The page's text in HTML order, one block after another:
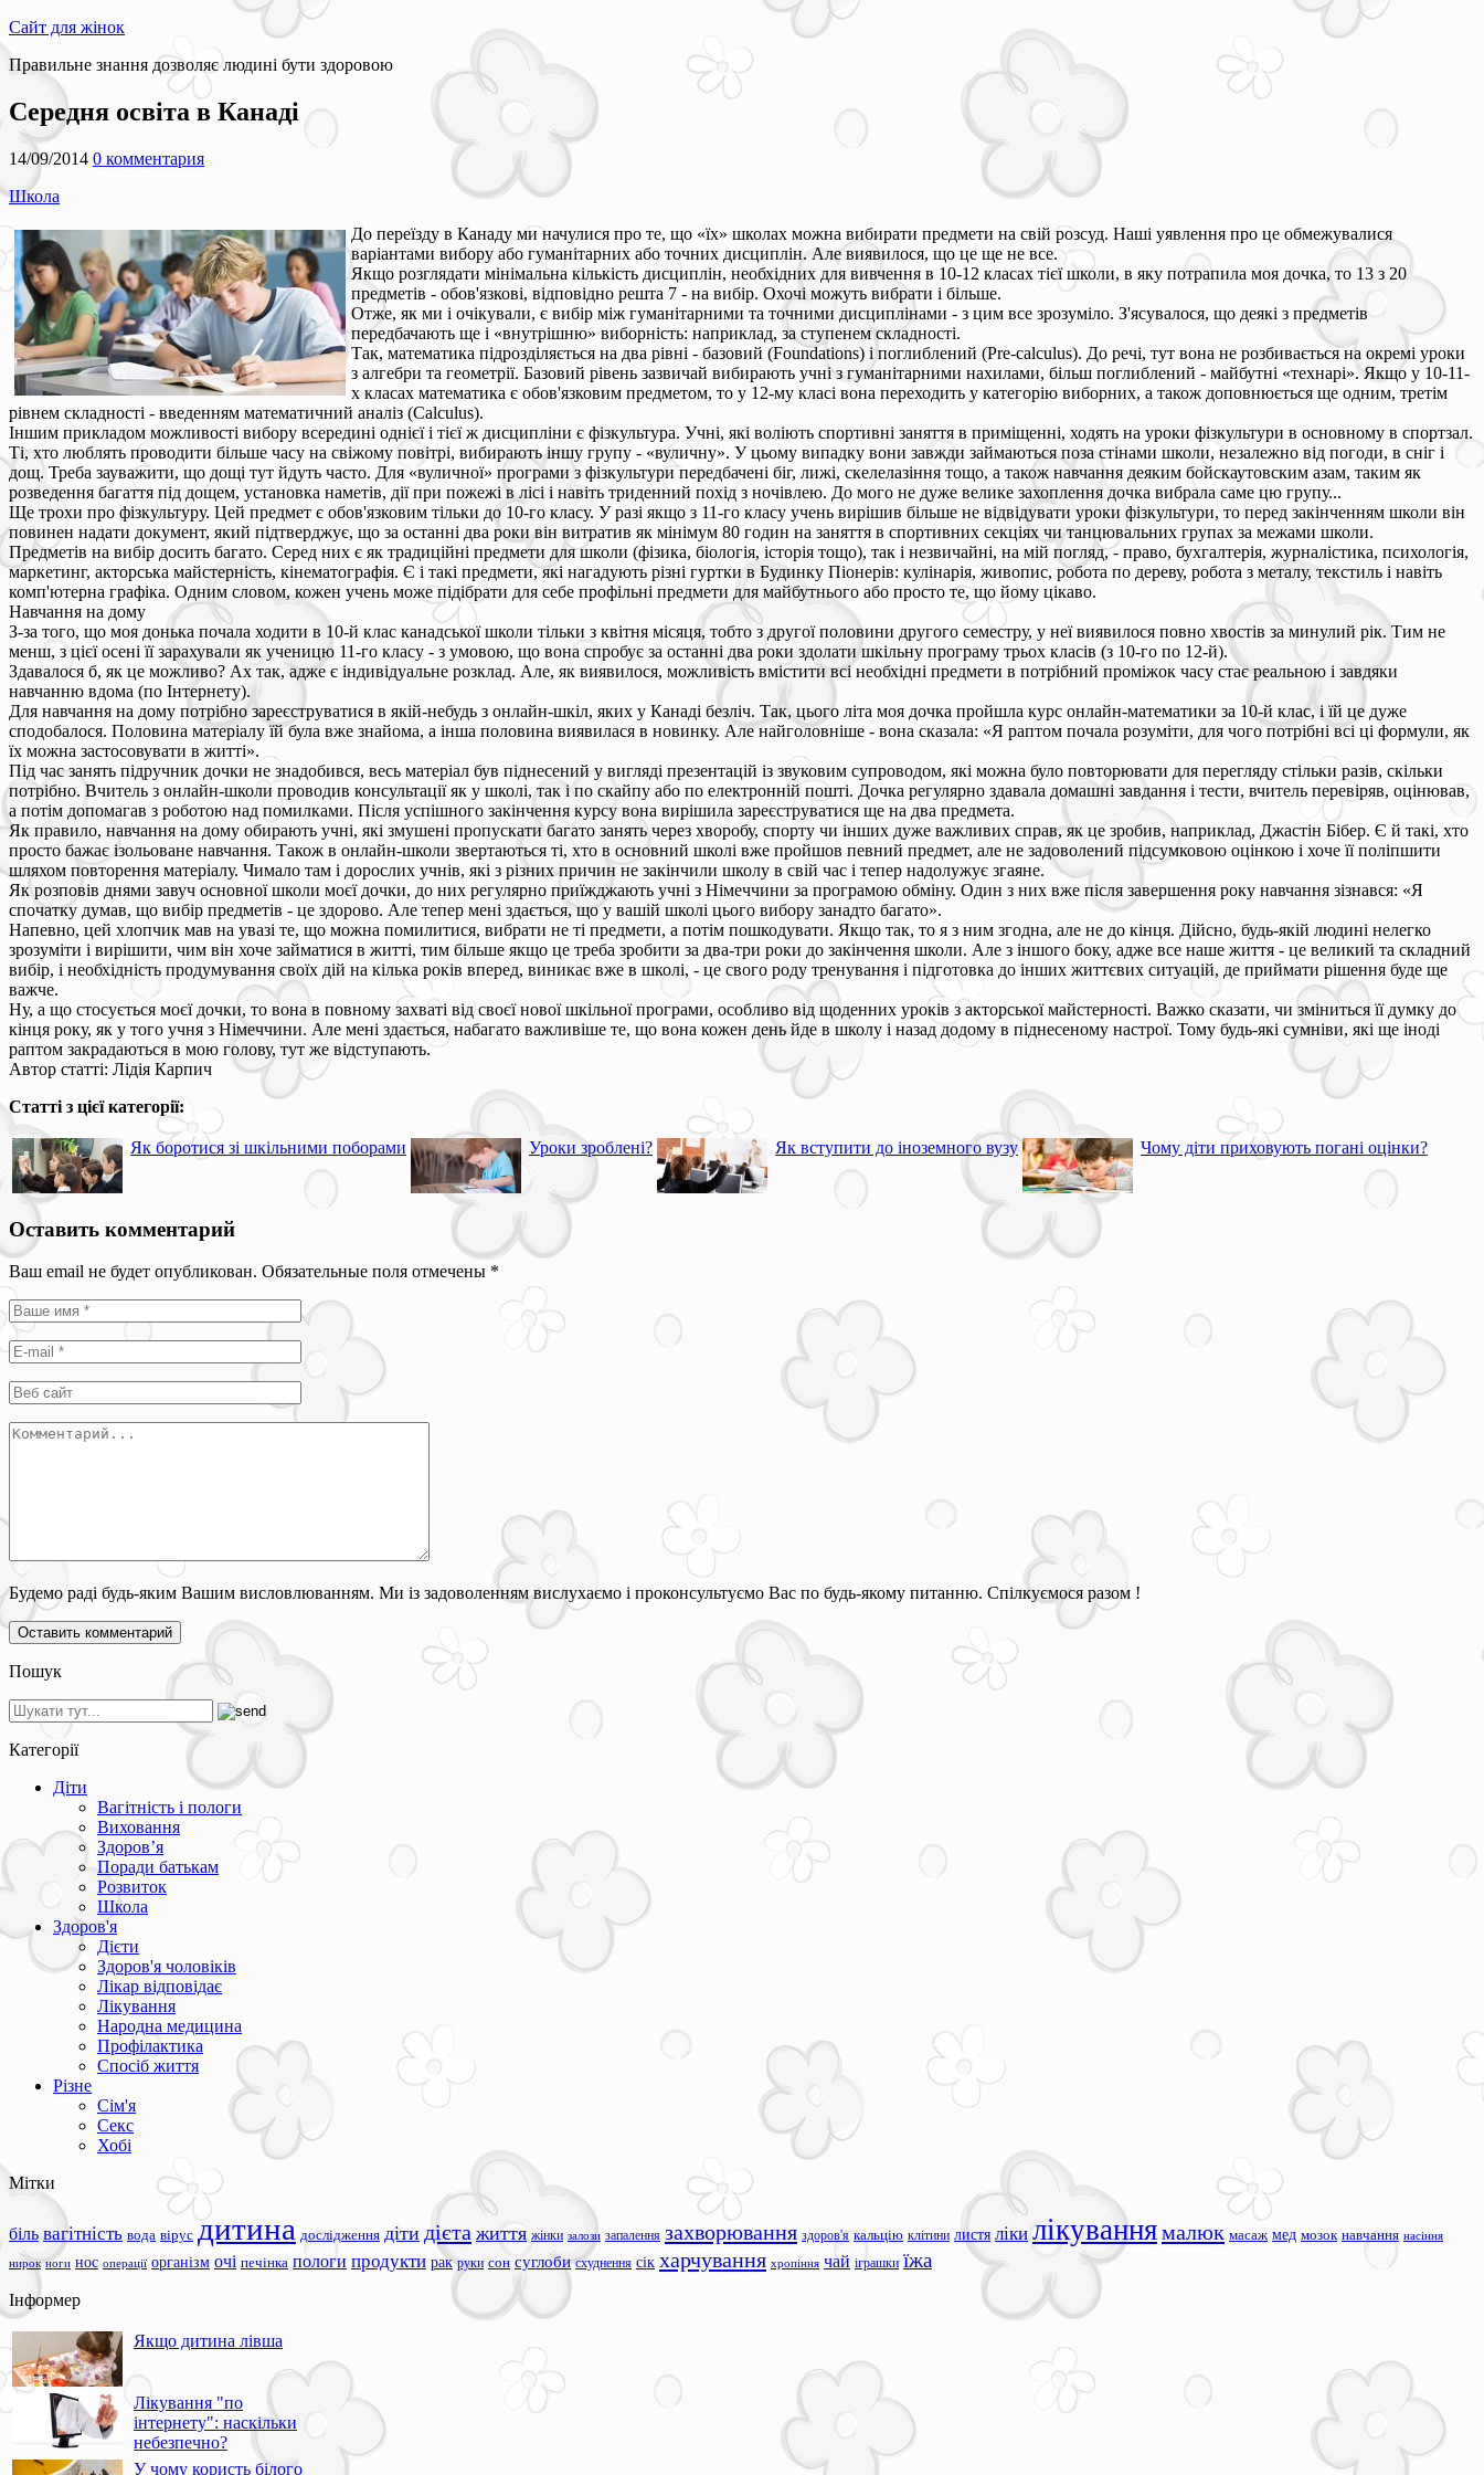
Сайт для жінок
Правильне знання дозволяє людині бути здоровою
Середня освіта в Канаді
14/09/2014 0 комментария
Школа
До переїзду в Канаду ми начулися про те, що «їх» школах можна вибирати предмети на свій розсуд. Наші уявлення про це обмежувалися
варіантами вибору або гуманітарних або точних дисциплін. Але виявилося, що це ще не все.
Якщо розглядати мінімальна кількість дисциплін, необхідних для вивчення в 10-12 класах тієї школи, в яку потрапила моя дочка, то 13 з 20
предметів - обов'язкові, відповідно решта 7 - на вибір. Охочі можуть вибрати і більше.
Отже, як ми і очікували, є вибір між гуманітарними та точними дисциплінами - з цим все зрозуміло. З'ясувалося, що деякі з предметів
передбачають ще і «внутрішню» виборність: наприклад, за ступенем складності.
Так, математика підрозділяється на два рівні - базовий (Foundations) і поглиблений (Pre-calculus). До речі, тут вона не розбивається на окремі уроки
з алгебри та геометрії. Базовий рівень зазвичай вибирають учні з гуманітарними нахилами, більш поглиблений - майбутні «технарі». Якщо у 10-11-
х класах математика є обов'язковим предметом, то у 12-му класі вона переходить у категорію виборних, а також доповнюється ще одним, третім
рівнем складності - введенням математичний аналіз (Сalculus).
Іншим прикладом можливості вибору всередині однієї і тієї ж дисципліни є фізкультура. Учні, які воліють спортивні заняття в приміщенні, ходять на уроки фізкультури в основному в спортзал.
Ті, хто люблять проводити більше часу на свіжому повітрі, вибирають іншу групу - «вуличну». У цьому випадку вони завжди займаються поза стінами школи, незалежно від погоди, в сніг і
дощ. Треба зауважити, що дощі тут йдуть часто. Для «вуличної» програми з фізкультури передбачені біг, лижі, скелелазіння тощо, а також навчання деяким бойскаутовским азам, таким як
розведення багаття під дощем, установка наметів, дії при пожежі в лісі і навіть триденний похід з ночівлею. До мого не дуже велике захоплення дочка вибрала саме цю групу...
Ще трохи про фізкультуру. Цей предмет є обов'язковим тільки до 10-го класу. У разі якщо з 11-го класу учень вирішив більше не відвідувати уроки фізкультури, то перед закінченням школи він
повинен надати документ, який підтверджує, що за останні два роки він витратив як мінімум 80 годин на заняття в спортивних секціях чи танцювальних групах за межами школи.
Предметів на вибір досить багато. Серед них є як традиційні предмети для школи (фізика, біологія, історія тощо), так і незвичайні, на мій погляд, - право, бухгалтерія, журналістика, психологія,
маркетинг, акторська майстерність, кінематографія. Є і такі предмети, які нагадують різні гуртки в Будинку Піонерів: кулінарія, живопис, робота по дереву, робота з металу, текстиль і навіть
комп'ютерна графіка. Одним словом, кожен учень може підібрати для себе профільні предмети для майбутнього або просто те, що йому цікаво.
Навчання на дому
З-за того, що моя донька почала ходити в 10-й клас канадської школи тільки з квітня місяця, тобто з другої половини другого семестру, у неї виявилося повно хвостів за минулий рік. Тим не
менш, з цієї осені її зарахували як ученицю 11-го класу - з умовою, що вона спробує за останні два роки здолати шкільну програму трьох класів (з 10-го по 12-й).
Здавалося б, як це можливо? Ах так, адже є індивідуальне розклад. Але, як виявилося, можливість вмістити всі необхідні предмети в потрібний проміжок часу стає реальною і завдяки
навчанню вдома (по Інтернету).
Для навчання на дому потрібно зареєструватися в якій-небудь з онлайн-шкіл, яких у Канаді безліч. Так, цього літа моя дочка пройшла курс онлайн-математики за 10-й клас, і їй це дуже
сподобалося. Половина матеріалу їй була вже знайома, а інша половина виявилася в новинку. Але найголовніше - вона сказала: «Я раптом почала розуміти, для чого потрібні всі ці формули, як
їх можна застосовувати в житті».
Під час занять підручник дочки не знадобився, весь матеріал був піднесений у вигляді презентацій із звуковим супроводом, які можна було повторювати для перегляду стільки разів, скільки
потрібно. Вчитель з онлайн-школи проводив консультації як у школі, так і по скайпу або по електронній пошті. Дочка регулярно здавала домашні завдання і тести, вчитель перевіряв, оцінював,
а потім допомагав з роботою над помилками. Після успішного закінчення курсу вона вирішила зареєструватися ще на два предмета.
Як правило, навчання на дому обирають учні, які змушені пропускати багато занять через хворобу, спорту чи інших дуже важливих справ, як це зробив, наприклад, Джастін Бібер. Є й такі, хто
просто бажає ізольоване навчання. Також в онлайн-школи звертаються ті, хто в основний школі вже пройшов певний предмет, але не задоволений підсумковою оцінкою і хоче її поліпшити
шляхом повторення матеріалу. Чимало там і дорослих учнів, які з різних причин не закінчили школу в свій час і тепер надолужує згаяне.
Як розповів днями завуч основної школи моєї дочки, до них регулярно приїжджають учні з Німеччини за програмою обміну. Один з них вже після завершення року навчання зізнався: «Я
спочатку думав, що вибір предметів - це здорово. Але тепер мені здається, що у вашій школі цього вибору занадто багато».
Напевно, цей хлопчик мав на увазі те, що можна помилитися, вибрати не ті предмети, а потім пошкодувати. Якщо так, то я з ним згодна, але не до кінця. Дійсно, будь-якій людині нелегко
зрозуміти і вирішити, чим він хоче займатися в житті, тим більше якщо це треба зробити за два-три роки до закінчення школи. Але з іншого боку, адже все наше життя - це великий та складний
вибір, і необхідність продумування своїх дій на кілька років вперед, виникає вже в школі, - це свого роду тренування і підготовка до інших життєвих ситуацій, де приймати рішення буде ще
важче.
Ну, а що стосується моєї дочки, то вона в повному захваті від своєї нової шкільної програми, особливо від щоденних уроків з акторської майстерності. Важко сказати, чи зміниться її думку до
кінця року, як у того учня з Німеччини. Але мені здається, набагато важливіше те, що вона кожен день йде в школу і назад додому в піднесеному настрої. Тому будь-які сумніви, які ще іноді
раптом закрадаються в мою голову, тут же відступають.
Автор статті: Лідія Карпич
Статті з цієї категорії:
Як боротися зі шкільними поборами Уроки зроблені? Як вступити до іноземного вузу Чому діти приховують погані оцінки?
Оставить комментарий
Ваш email не будет опубликован. Обязательные поля отмечены *
Будемо раді будь-яким Вашим висловлюванням. Ми із задоволенням вислухаємо і проконсультуємо Вас по будь-якому питанню. Спілкуємося разом !
Пошук
Категорії
Діти
Вагітність і пологи
Виховання
Здоров’я
Поради батькам
Розвиток
Школа
Здоров'я
Дієти
Здоров'я чоловіків
Лікар відповідає
Лікування
Народна медицина
Профілактика
Спосіб життя
Різне
Сім'я
Секс
Хобі
Мітки
біль вагітність вода вірус дитина дослідження діти дієта життя жінки залози запалення захворювання здоров'я кальцію клітини листя ліки лікуваннямалюк масаж мед мозок навчання насіння
нирок ноги нос операції організм очі печінка пологи продукти рак руки сон суглоби схуднення сік харчування хропіння чай іграшки їжа
Інформер
Якщо дитина лівша
Лікування "по
інтернету": наскільки
небезпечно?
У чому користь білого